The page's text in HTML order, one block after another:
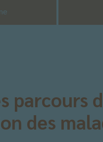
parcours
des